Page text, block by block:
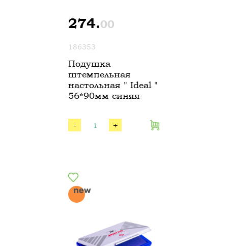
274.00
186353
Подушка
штемпельная
настольная " Ideal "
56*90мм синяя
- +